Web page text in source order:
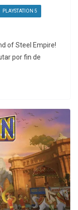
PLAYSTATION 5
of Steel Empire!
por fin de